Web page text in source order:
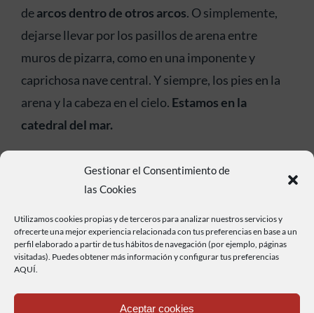
Gestionar el Consentimiento de
las Cookies
Utilizamos cookies propias y de terceros para analizar nuestros servicios y
ofrecerte una mejor experiencia relacionada con tus preferencias en base a un
perfil elaborado a partir de tus hábitos de navegación (por ejemplo, páginas
visitadas). Puedes obtener más información y configurar tus preferencias
AQUÍ.
Aceptar cookies
dearcos dentro de otros arcos. O simplemente,
dejarse llevar por los pasillos de arena entre
muros de pizarra, como en una imponente y
caprichosa nave central. Y siempre, los pies en la
arena y la cabeza en el cielo. Estamos en la
catedral del mar.
(Imágenes: Wikimedia)
Compra aquí tu pasaporte BikerFriendly